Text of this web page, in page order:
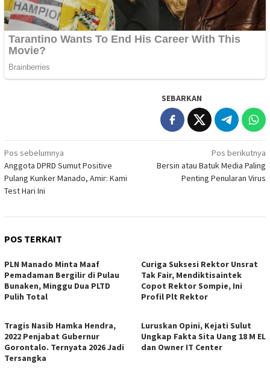
SEBARKAN
Navigasi
pos
Pos sebelumnya
Anggota DPRD Sumut Positive
Pulang Kunker Manado, Amir: Kami
Test Hari Ini
Pos berikutnya
Bersin atau Batuk Media Paling
Penting Penularan Virus
POS TERKAIT
PLN Manado Minta Maaf
Pemadaman Bergilir di Pulau
Bunaken, Minggu Dua PLTD
Pulih Total
Curiga Suksesi Rektor Unsrat
Tak Fair, Mendiktisaintek
Copot Rektor Sompie, Ini
Profil Plt Rektor
Tragis Nasib Hamka Hendra,
2022 Penjabat Gubernur
Gorontalo. Ternyata 2026 Jadi
Tersangka
Luruskan Opini, Kejati Sulut
Ungkap Fakta Sita Uang 18 M EL
dan Owner IT Center